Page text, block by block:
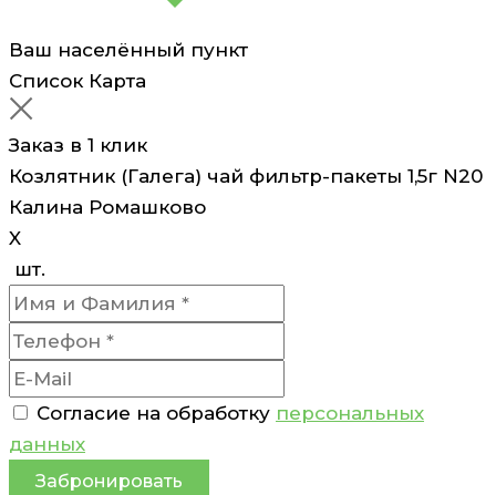
Ваш населённый пункт
Список Карта
Заказ в 1 клик
Козлятник (Галега) чай фильтр-пакеты 1,5г N20
Калина Ромашково
X
шт.
Согласие на обработку персональных
данных
Забронировать